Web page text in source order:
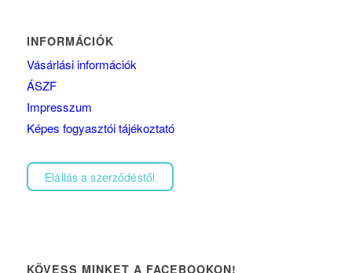
INFORMÁCIÓK
Vásárlási információk
ÁSZF
Impresszum
Képes fogyasztói tájékoztató
Elállás a szerződéstől
KÖVESS MINKET A FACEBOOKON!